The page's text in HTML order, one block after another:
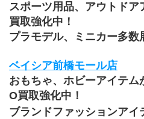
スポーツ用品、アウトドア
買取強化中！
プラモデル、ミニカー多数
ベイシア前橋モール店
おもちゃ、ホビーアイテ
O買取強化中！
ブランドファッションアイ